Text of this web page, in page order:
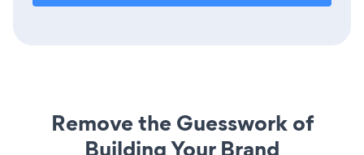
Remove the Guesswork of
Building Your Brand